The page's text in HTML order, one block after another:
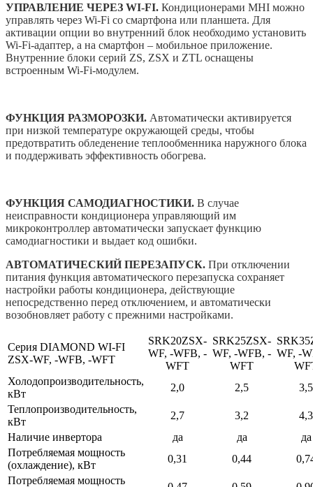
УПРАВЛЕНИЕ ЧЕРЕЗ WI-FI. Кондиционерами MHI можно
управлять через Wi-Fi со смартфона или планшета. Для
активации опции во внутренний блок необходимо установить
Wi-Fi-адаптер, а на смартфон – мобильное приложение.
Внутренние блоки серий ZS, ZSX и ZTL оснащены
встроенным Wi-Fi-модулем.
ФУНКЦИЯ РАЗМОРОЗКИ. Автоматически активируется
при низкой температуре окружающей среды, чтобы
предотвратить обледенение теплообменника наружного блока
и поддерживать эффективность обогрева.
ФУНКЦИЯ САМОДИАГНОСТИКИ. В случае
неисправности кондиционера управляющий им
микроконтроллер автоматически запускает функцию
самодиагностики и выдает код ошибки.
АВТОМАТИЧЕСКИЙ ПЕРЕЗАПУСК. При отключении
питания функция автоматического перезапуска сохраняет
настройки работы кондиционера, действующие
непосредственно перед отключением, и автоматически
возобновляет работу с прежними настройками.
Серия DIAMOND WI-FI
ZSX-WF, -WFB, -WFT
SRK20ZSX-
WF, -WFB, -
WFT
SRK25ZSX-
WF, -WFB, -
WFT
WF, -
Холодопроизводительность,
кВт
2,0 2,5
3,5
Теплопроизводительность,
кВт
2,7 3,2
4,3
Наличие инвертора
да да
да
Потребляемая мощность
(охлаждение), кВт
0,31 0,44
Потребляемая мощность